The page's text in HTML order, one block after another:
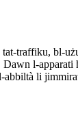
traffiku, bl-
l-apparati
abbiltà li